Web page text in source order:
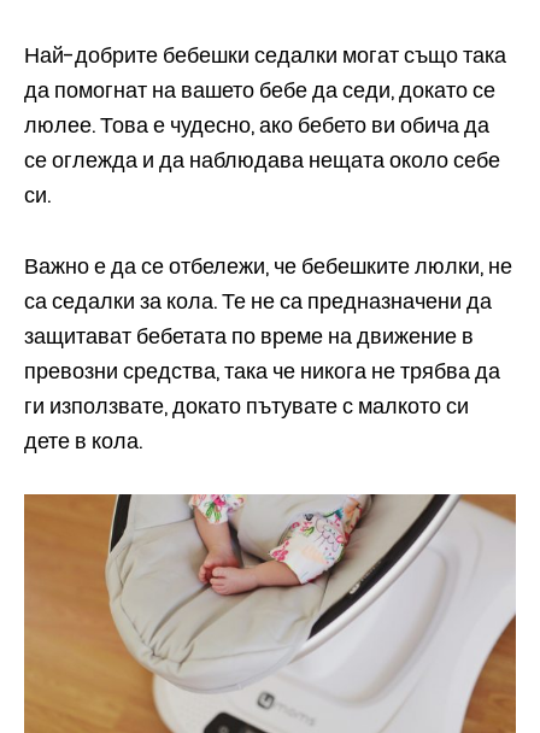
Най-добрите бебешки седалки могат също така
да помогнат на вашето бебе да седи, докато се
люлее. Това е чудесно, ако бебето ви обича да
се оглежда и да наблюдава нещата около себе
си.
Важно е да се отбележи, че бебешките люлки, не
са седалки за кола. Те не са предназначени да
защитават бебетата по време на движение в
превозни средства, така че никога не трябва да
ги използвате, докато пътувате с малкото си
дете в кола.